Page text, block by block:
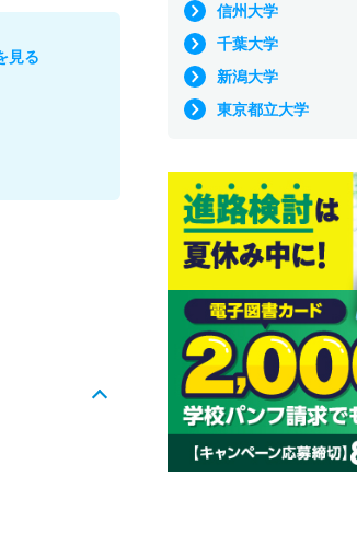
見る
信州大学
千葉大学
新潟大学
東京都立大学